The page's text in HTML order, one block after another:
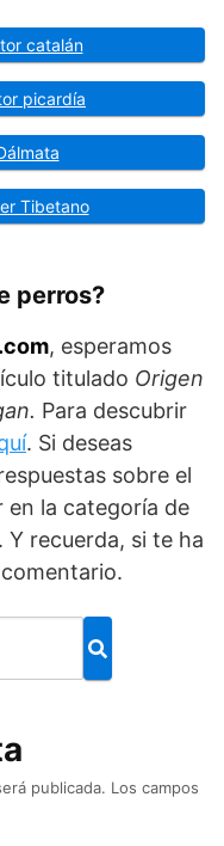
catalán
picardía
Tibetano
perros?
, esperamos
titulado Origen
Para descubrir
. Si deseas
sobre el
en la categoría de
. Y recuerda, si te ha
publicada. Los campos